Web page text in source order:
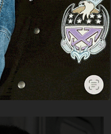
YouTube